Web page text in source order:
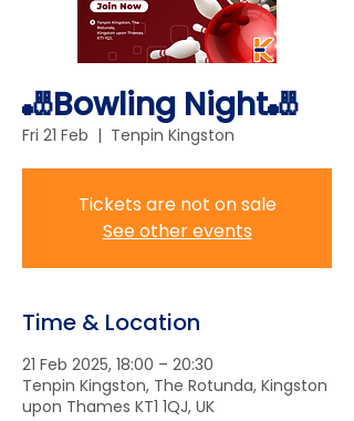
🎳Bowling Night🎳
Fri 21 Feb
  |
Tenpin Kingston
Tickets are not on sale
See other events
Time & Location
21 Feb 2025, 18:00 – 20:30
Tenpin Kingston, The Rotunda, Kingston
upon Thames KT1 1QJ, UK